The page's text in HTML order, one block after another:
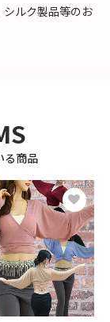
ルク製品等のお
る商品